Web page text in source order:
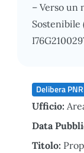
– Verso un
Sostenibile
Delibera
Ufficio:
Data
Titolo: